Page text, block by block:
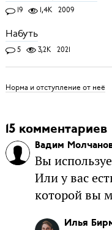
19 1,4K 2009
Набуть
5 3,2K 2021
Норма и отступление от неё
15 комментариев
Вадим
Вы
Или у вас
которой вы
Илья